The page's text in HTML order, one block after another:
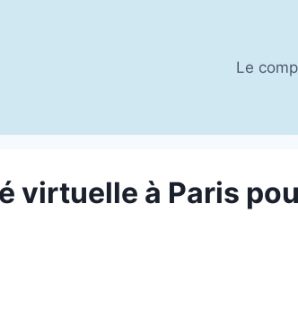
Le
virtuelle à Paris